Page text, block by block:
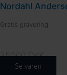
Nordahl
Gratis gravering
350.00DKK
Se varen